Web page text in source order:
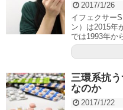
2017/1/26
イフェクサー
ン）は2015年
では1993年か
三環系抗
なのか
2017/1/22